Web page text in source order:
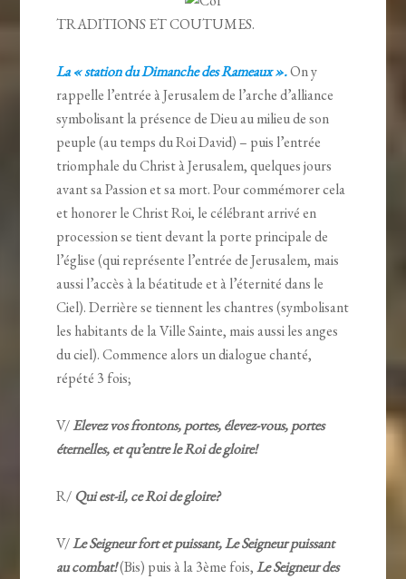
TRADITIONS ET COUTUMES.
La « station du Dimanche des Rameaux ».On y
rappelle l’entrée à Jerusalem de l’arche d’alliance
symbolisant la présence de Dieu au milieu de son
peuple (au temps du Roi David) – puis l’entrée
triomphale du Christ à Jerusalem, quelques jours
avant sa Passion et sa mort. Pour commémorer cela
et honorer le Christ Roi, le célébrant arrivé en
procession se tient devant la porte principale de
l’église (qui représente l’entrée de Jerusalem, mais
aussi l’accès à la béatitude et à l’éternité dans le
Ciel). Derrière se tiennent les chantres (symbolisant
les habitants de la Ville Sainte, mais aussi les anges
du ciel). Commence alors un dialogue chanté,
répété 3 fois;
V/Elevez vos frontons, portes, élevez-vous, portes
éternelles, et qu’entre le Roi de gloire!
R/Qui est-il, ce Roi de gloire?
V/Le Seigneur fort et puissant, Le Seigneur puissant
au combat!(Bis) puis à la 3ème fois,Le Seigneur des